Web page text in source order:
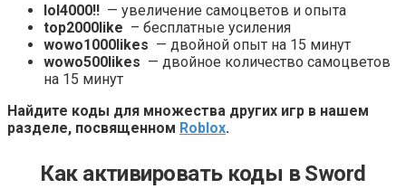
lol4000!! — увеличение самоцветов и опыта
top2000like – бесплатные усиления
wowo1000likes — двойной опыт на 15 минут
wowo500likes — двойное количество самоцветов
на 15 минут
Найдите коды для множества других игр в нашем
разделе, посвященном Roblox.
Как активировать коды в Sword